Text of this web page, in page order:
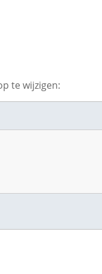
te wijzigen: